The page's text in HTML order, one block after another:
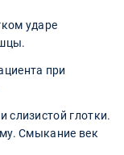
ударе
при
слизистой глотки.
Смыкание век